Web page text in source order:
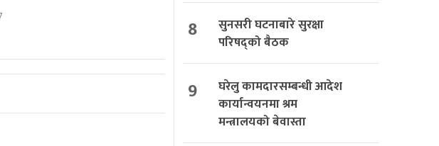
8
सुनसरी घटनाबारे सुरक्षा
परिषद्को बैठक
9
घरेलु कामदारसम्बन्धी आदेश
कार्यान्वयनमा श्रम
मन्त्रालयको बेवास्ता